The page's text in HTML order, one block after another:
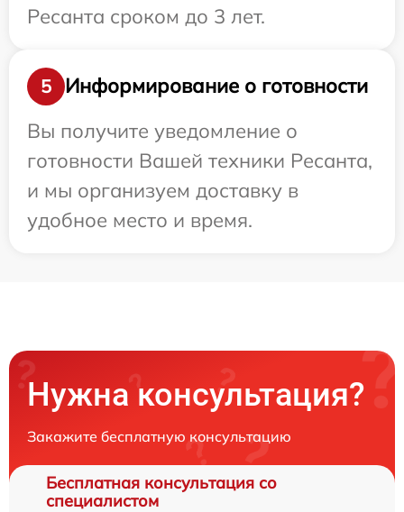
Ресанта сроком до 3 лет.
5
Информирование о готовности
Вы получите уведомление о
готовности Вашей техники Ресанта,
и мы организуем доставку в
удобное место и время.
Нужна консультация?
Закажите бесплатную консультацию
Бесплатная консультация со
специалистом